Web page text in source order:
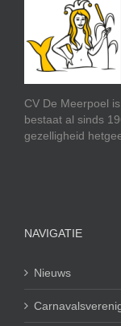
CV De Meerpoel
bestaat al sinds
gezelligheid
NAVIGATIE
Nieuws